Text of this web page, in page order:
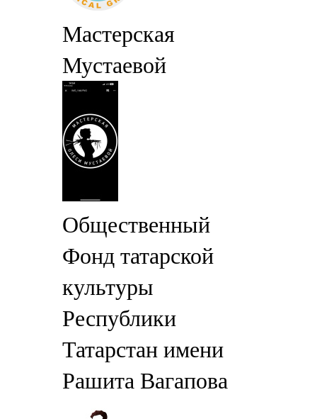
Мастерская
Мустаевой
Общественный
Фонд татарской
культуры
Республики
Татарстан имени
Рашита Вагапова